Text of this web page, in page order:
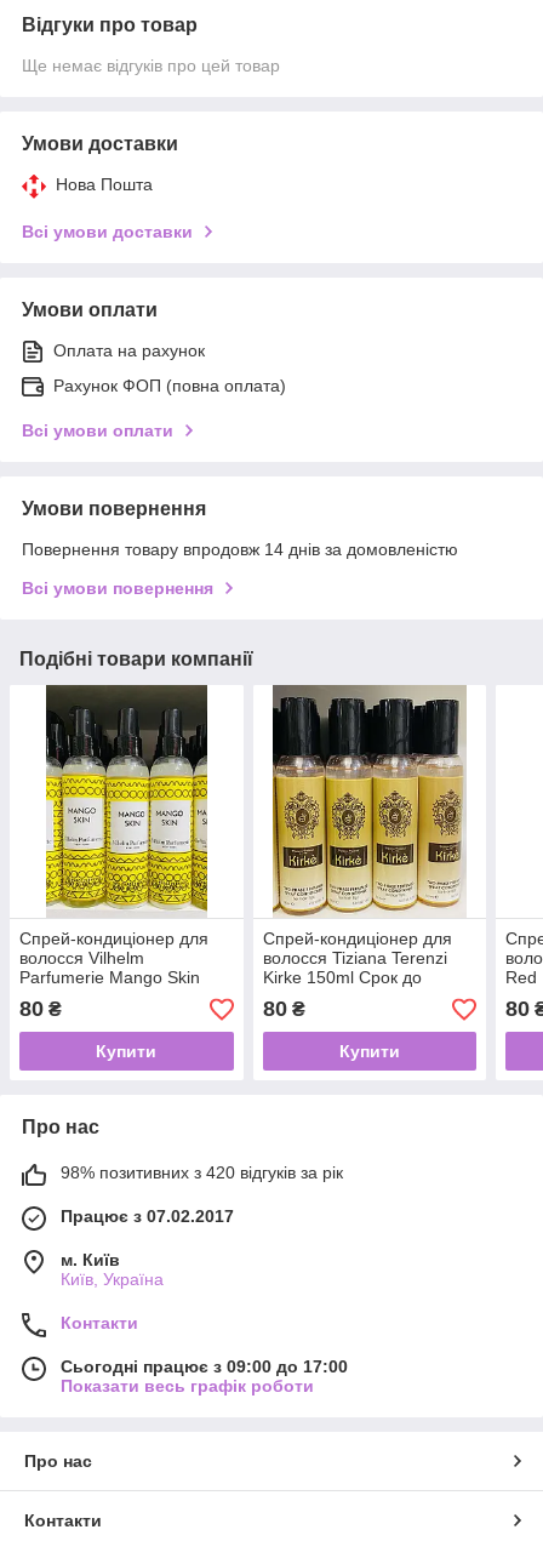
Відгуки про товар
Ще немає відгуків про цей товар
Умови доставки
Нова Пошта
Всі умови доставки
Умови оплати
Оплата на рахунок
Рахунок ФОП (повна оплата)
Всі умови оплати
Умови повернення
Повернення товару впродовж 14 днів за домовленістю
Всі умови повернення
Подібні товари компанії
Спрей-кондиціонер для
волосся Vilhelm
Parfumerie Mango Skin
150ml Срок до 01.2024
80 ₴
Купити
Спрей-кондиціонер для
волосся Tiziana Terenzi
Kirke 150ml Срок до
09.2026
80₴
Купити
Red
80
Про нас
98% позитивних з 420 відгуків за рік
Працює з 07.02.2017
м. Київ
Київ, Україна
Контакти
Сьогодні працює з 09:00 до 17:00
Показати весь графік роботи
Про нас
Контакти